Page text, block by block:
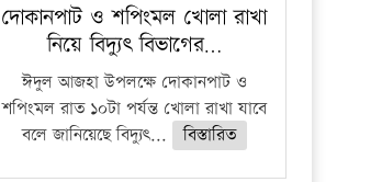
দোকানপাট ও শপিংমল খোলা রাখা
নিয়ে বিদ্যুৎ বিভাগের…
ঈদুল আজহা উপলক্ষে দোকানপাট ও
শপিংমল রাত ১০টা পর্যন্ত খোলা রাখা যাবে
বলে জানিয়েছে বিদ্যুৎ...
বিস্তারিত